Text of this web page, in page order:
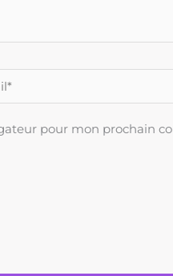
pour mon prochain